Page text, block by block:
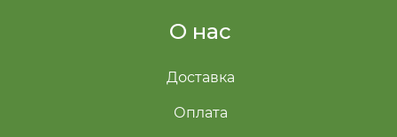
О нас
Доставка
Оплата